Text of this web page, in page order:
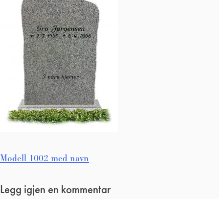
Innleggsnavigasjon
Modell 1002 med navn
Legg igjen en kommentar